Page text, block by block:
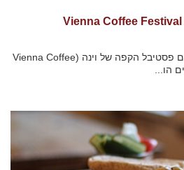
שנים של טעמים בארבעה ימים פסטיבל הקפה של וינה (Vienna Coffee